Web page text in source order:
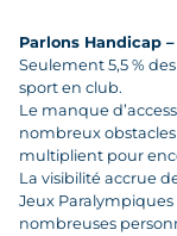
Parlons Handicap
Seulement 5,5 %
sport en club.
Le manque
nombreux
multiplient pour
La visibilité accrue
Jeux Paralympiques
nombreuses